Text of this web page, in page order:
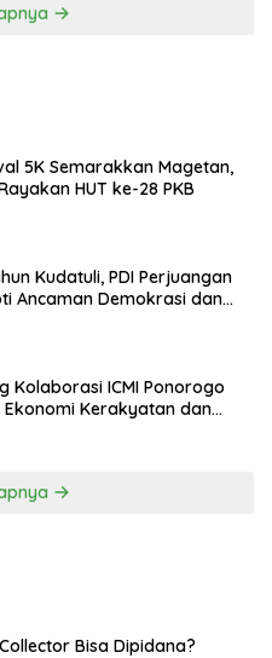
5K Semarakkan Magetan,
HUT ke-28 PKB
Kudatuli, PDI Perjuangan
Ancaman Demokrasi dan
Kolaborasi ICMI Ponorogo
Ekonomi Kerakyatan dan
Bisa Dipidana?